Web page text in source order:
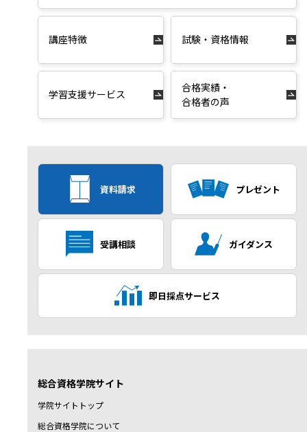
講座特徴 試験・資格情報
学習支援サービス
合格実績・
合格者の声
資料請求 プレゼント
受講相談 ガイダンス
即日採点サービス
総合資格学院サイト
学院サイトトップ
総合資格学院について